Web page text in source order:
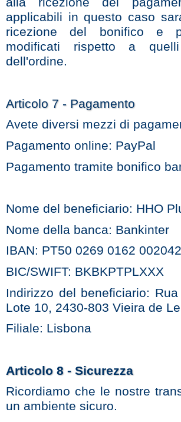
applicabili in questo caso
ricezione del bonifico e
modificati rispetto a
dell'ordine.
Articolo 7 - Pagamento
Avete diversi mezzi di
Pagamento online: PayPal
Pagamento tramite bonifico
Nome del beneficiario: HHO
Nome della banca: Bankinter
IBAN: PT50 0269 0162
BIC/SWIFT: BKBKPTPLXXX
Indirizzo del beneficiario:
Lote 10, 2430-803 Vieira de
Filiale: Lisbona
Articolo 8 - Sicurezza
Ricordiamo che le nostre
un ambiente sicuro.